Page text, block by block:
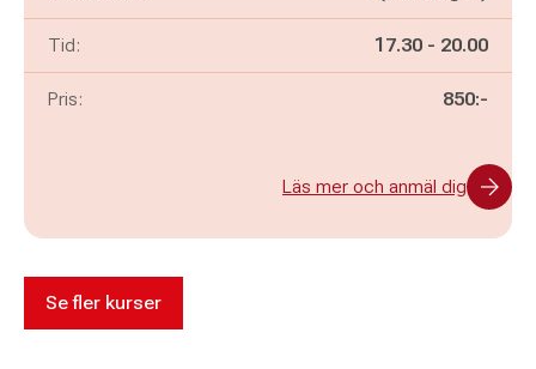
Tid: Pågår mellan
17.30 - och
20.00
Pris: 850:-
Läs mer och anmäl dig
Se fler kurser